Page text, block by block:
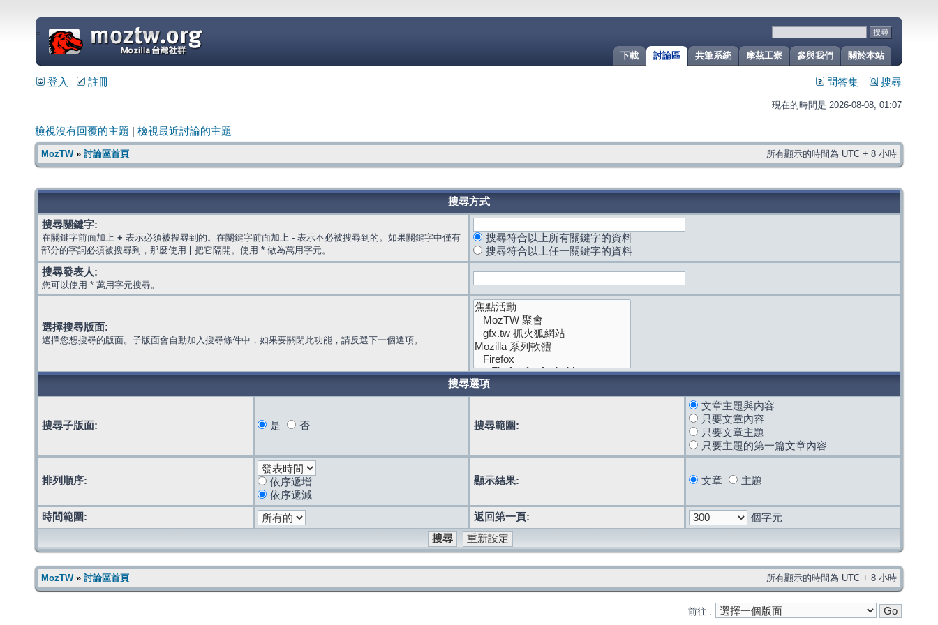
關於本站
參與我們
摩茲工寮
共筆系統
討論區
下載
=
登入 註冊 問答集 搜尋
現在的時間是 2026-08-08, 01:07
檢視沒有回覆的主題 檢視最近討論的主題
MozTW» 討論區首頁 所有顯示的時間為 UTC + 8 小時
搜尋方式
搜尋關鍵字:
在關鍵字前面加上 + 表示必須被搜尋到的。在關鍵字前面加上 - 表示不必被搜尋到的。如果關鍵字中僅有
部分的字詞必須被搜尋到，那麼使用
把它隔開。使用 * 做為萬用字元。
搜尋符合以上所有關鍵字的資料
搜尋符合以上任一關鍵字的資料
搜尋發表人:
您可以使用 * 萬用字元搜尋。
選擇搜尋版面:
選擇您想搜尋的版面。子版面會自動加入搜尋條件中，如果要關閉此功能，請反選下一個選項。
搜尋選項
搜尋子版面: 是 否 搜尋範圍:
文章主題與內容
只要文章內容
只要文章主題
只要主題的第一篇文章內容
排列順序:
依序遞增
依序遞減
顯示結果: 文章 主題
時間範圍: 返回第一頁: 個字元
MozTW» 討論區首頁 所有顯示的時間為 UTC + 8 小時
前往 :